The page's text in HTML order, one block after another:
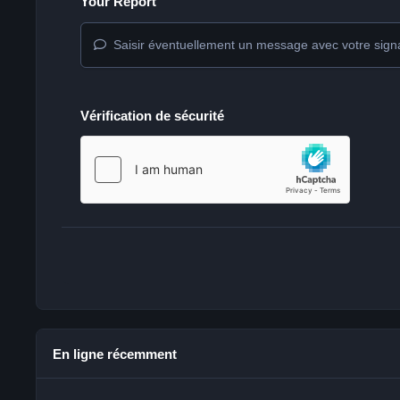
Saisir éventuellement un message avec votre
Vérification de sécurité
En ligne récemment